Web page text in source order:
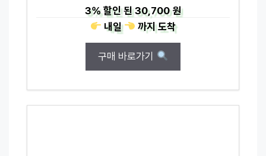
3%할인 된30,700 원
내일
까지도착
구매 바로가기